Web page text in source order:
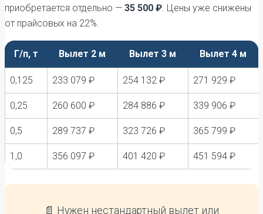
приобретается отдельно — 35 500 ₽ . Цены уже снижены
от прайсовых на 22%.
Г/п, т Вылет 2 м Вылет 3 м Вылет 4 м
0,125 233 079 ₽ 254 132 ₽ 271 929 ₽
0,25 260 600 ₽ 284 886 ₽ 339 906 ₽
0,5 289 737 ₽ 323 726 ₽ 365 799 ₽
1,0 356 097 ₽ 401 420 ₽ 451 594 ₽
📄 Нужен нестандартный вылет или